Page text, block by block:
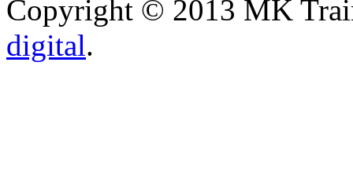
Copyright © 2013 MK
digital.